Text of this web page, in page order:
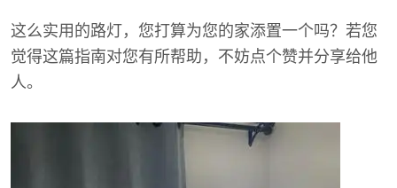
这么实用的路灯，您打算为您的家添置一个吗？若您
觉得这篇指南对您有所帮助，不妨点个赞并分享给他
人。